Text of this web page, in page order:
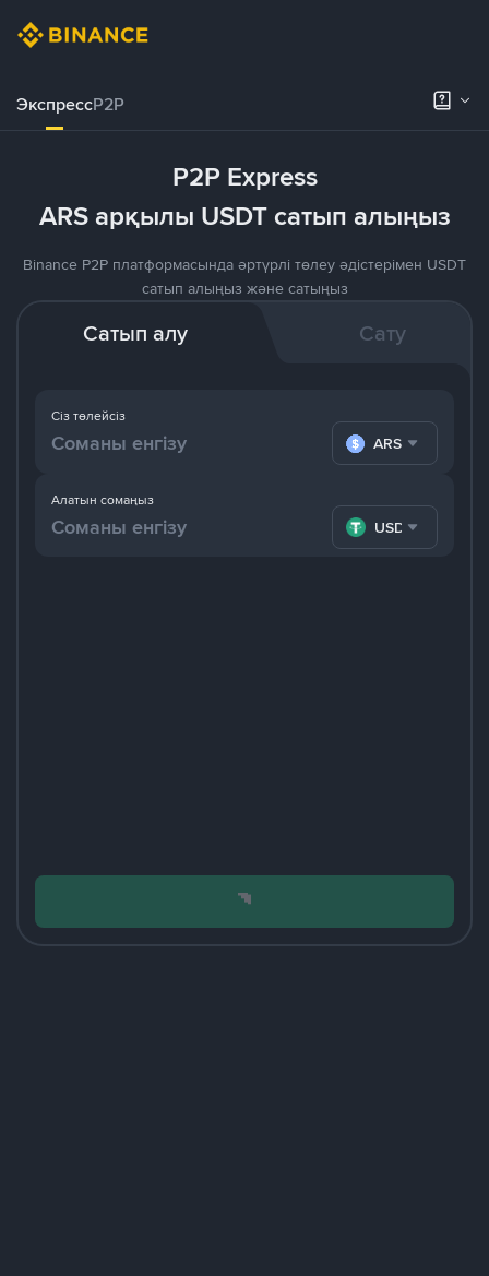
ЭкспрессP2P
P2P Express
ARS арқылы USDT сатып алыңыз
Binance P2P платформасында әртүрлі төлеу әдістерімен USDT
сатып алыңыз және сатыңыз
Сатып алу Сату
Сіз төлейсіз
ARS
Алатын сомаңыз
USDT